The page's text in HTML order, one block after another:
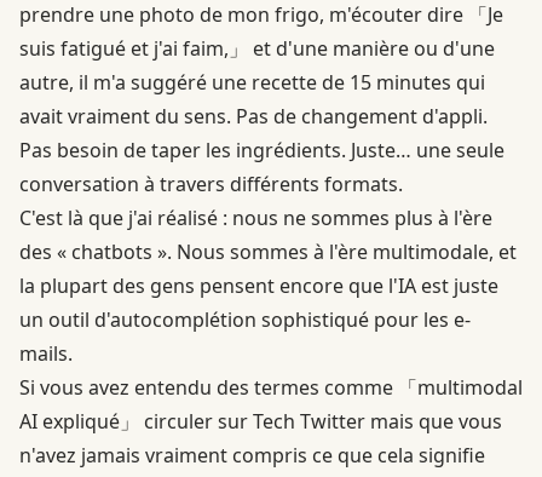
prendre une photo de mon frigo, m'écouter dire 「Je
suis fatigué et j'ai faim,」 et d'une manière ou d'une
autre, il m'a suggéré une recette de 15 minutes qui
avait vraiment du sens. Pas de changement d'appli.
Pas besoin de taper les ingrédients. Juste… une seule
conversation à travers différents formats.
C'est là que j'ai réalisé : nous ne sommes plus à l'ère
des « chatbots ». Nous sommes à l'ère multimodale, et
la plupart des gens pensent encore que l'IA est juste
un outil d'autocomplétion sophistiqué pour les e-
mails.
Si vous avez entendu des termes comme 「multimodal
AI expliqué」 circuler sur Tech Twitter mais que vous
n'avez jamais vraiment compris ce que cela signifie